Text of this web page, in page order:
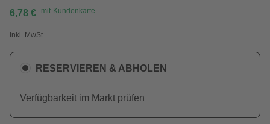
6,78 € mit Kundenkarte
Inkl. MwSt.
RESERVIEREN & ABHOLEN
Verfügbarkeit im Markt prüfen